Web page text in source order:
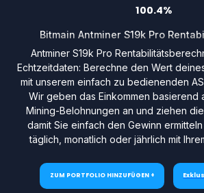
100.4%
Bitmain Antminer S19k Pro
Antminer S19k Pro
Echtzeitdaten: Berechne den Wert
mit unserem einfach zu bedienenden
Wir geben das Einkommen basierend
Mining-Belohnungen an und ziehen
damit Sie einfach den Gewinn
täglich, monatlich oder jährlich mit
ZUM PORTFOLIO HINZUFÜGEN +